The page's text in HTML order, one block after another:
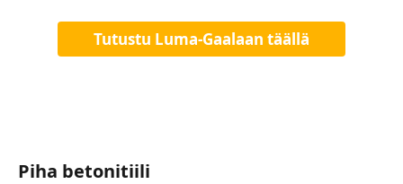
Tutustu Luma-Gaalaan täällä
Piha betonitiili